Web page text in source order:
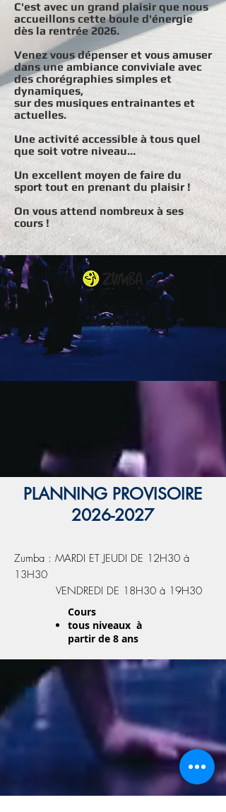
C'est avec un grand plaisir que nous
accueillons cette boule d'énergie
dès la rentrée 2026.
Venez vous dépenser et vous amuser
dans une ambiance conviviale avec
des chorégraphies simples et
dynamiques,
sur des musiques entrainantes et
actuelles.
Une activité accessible à tous quel
que soit votre niveau…
Un excellent moyen de faire du
sport tout en prenant du plaisir !
On vous attend nombreux à ses
cours !
r
la c
PLANNING PROVISOIRE
2026-2027
Zumba : MARDI ET JEUDI DE 12H30 à
13H30
VENDREDI DE 18H30 à 19H30
Cours
tous niveaux à
partir de 8 ans